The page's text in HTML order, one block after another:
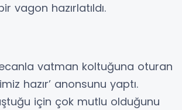
vagon hazırlatıldı.
vatman koltuğuna oturan
hazır’ anonsunu yaptı.
için çok mutlu olduğunu